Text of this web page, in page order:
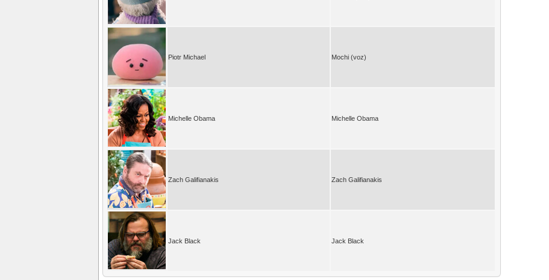
Piotr Michael Mochi (voz)
Michelle Obama Michelle Obama
Zach Galifianakis Zach Galifianakis
Jack Black Jack Black